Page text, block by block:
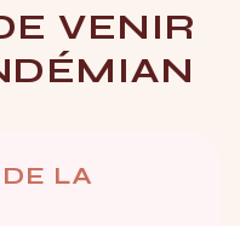
VENIR
LA